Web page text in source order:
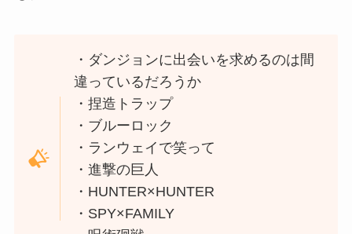
・ダンジョンに出会いを求めるのは間
違っているだろうか
・捏造トラップ
・ブルーロック
・ランウェイで笑って
・進撃の巨人
・HUNTER×HUNTER
・SPY×FAMILY